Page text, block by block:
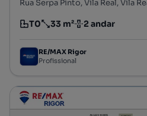
Rua Serpa Pinto, Vila Real, Vila
Tipologia
T0
Preço por metro quadrado
33 m²
Andar 2 andar
RE/MAX Rigor
Profissional